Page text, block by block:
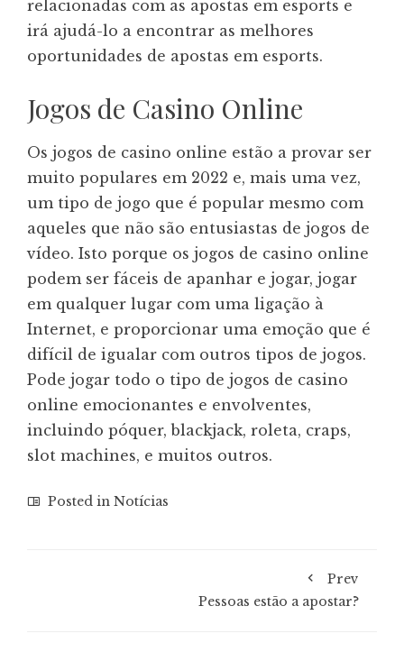
relacionadas com as apostas em esports e
irá ajudá-lo a encontrar as melhores
oportunidades de apostas em esports.
Jogos de Casino Online
Os jogos de casino online estão a provar ser
muito populares em 2022 e, mais uma vez,
um tipo de jogo que é popular mesmo com
aqueles que não são entusiastas de jogos de
vídeo. Isto porque os jogos de casino online
podem ser fáceis de apanhar e jogar, jogar
em qualquer lugar com uma ligação à
Internet, e proporcionar uma emoção que é
difícil de igualar com outros tipos de jogos.
Pode jogar todo o tipo de jogos de casino
online emocionantes e envolventes,
incluindo póquer, blackjack, roleta, craps,
slot machines, e muitos outros.
Posted in Notícias
Prev
Pessoas estão a apostar?